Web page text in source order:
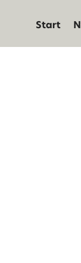
Start